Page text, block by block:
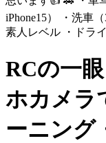
iPhone15） ・洗車
素人レベル ・ドラ
RCの一
ホカメラ
ーニング